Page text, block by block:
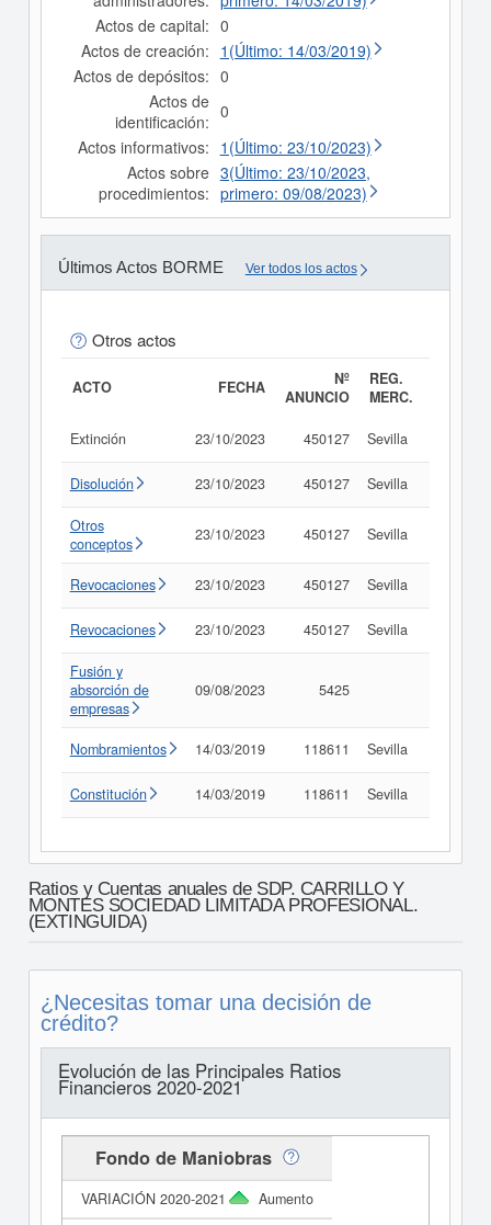
Actos de capital: 0
Actos de creación: 1(Último: 14/03/2019)
Actos de depósitos: 0
Actos de
identificación: 0
Actos informativos: 1(Último: 23/10/2023)
Actos sobre
procedimientos:
3(Último: 23/10/2023,
primero: 09/08/2023)
Últimos Actos BORME Ver todos los actos
Otros actos
ACTO FECHA
Nº
ANUNCIO
REG.
MERC.
Extinción 23/10/2023 450127 Sevilla
Disolución 23/10/2023 450127 Sevilla
Otros
conceptos
23/10/2023 450127 Sevilla
Revocaciones 23/10/2023 450127 Sevilla
Revocaciones 23/10/2023 450127 Sevilla
Fusión y
absorción de
empresas
09/08/2023 5425
Nombramientos 14/03/2019 118611 Sevilla
Constitución 14/03/2019 118611 Sevilla
Ratios y Cuentas anuales de SDP. CARRILLO Y
MONTES SOCIEDAD LIMITADA PROFESIONAL.
(EXTINGUIDA)
¿Necesitas tomar una decisión de
crédito?
Evolución de las Principales Ratios
Financieros 2020-2021
Fondo de Maniobras
Aumento